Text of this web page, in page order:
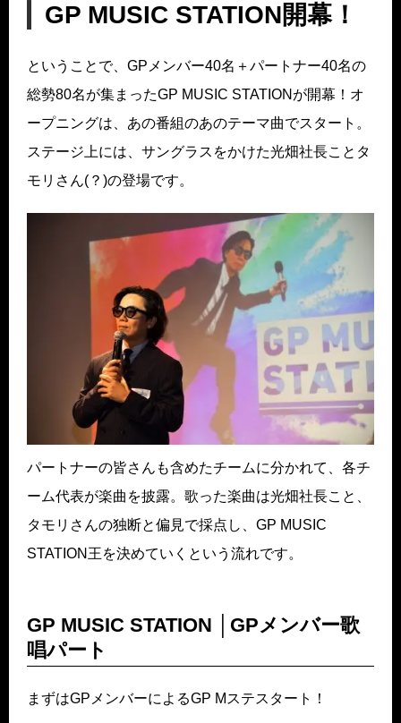
GP MUSIC STATION開幕！
ということで、GPメンバー40名＋パートナー40名の
総勢80名が集まったGP MUSIC STATIONが開幕！オ
ープニングは、あの番組のあのテーマ曲でスタート。
ステージ上には、サングラスをかけた光畑社長ことタ
モリさん(？)の登場です。
パートナーの皆さんも含めたチームに分かれて、各チ
ーム代表が楽曲を披露。歌った楽曲は光畑社長こと、
タモリさんの独断と偏見で採点し、GP MUSIC
STATION王を決めていくという流れです。
GP MUSIC STATION │GPメンバー歌
唱パート
まずはGPメンバーによるGP Mステスタート！